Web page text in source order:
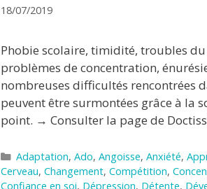
18/07/2019
Phobie scolaire, timidité, troubles
problèmes de concentration,
nombreuses difficultés rencontrées
peuvent être surmontées grâce à la
point. → Consulter la page de
Catégories
Adaptation, Ado, Angoisse, Anxiété,
Cerveau, Changement, Compétition,
Confiance en soi, Dépression, Détente,